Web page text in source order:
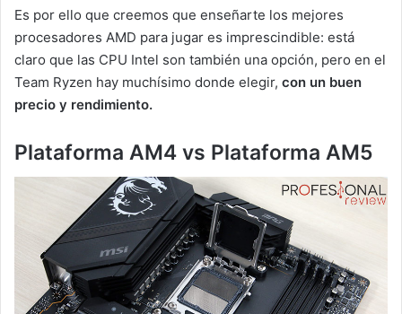
Es por ello que creemos que enseñarte los mejores
procesadores AMD para jugar es imprescindible: está
claro que las CPU Intel son también una opción, pero en el
Team Ryzen hay muchísimo donde elegir, con un buen
precio y rendimiento.
Plataforma AM4 vs Plataforma AM5